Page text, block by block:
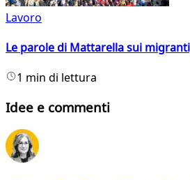
Lavoro
Le parole di Mattarella sui
1 min di lettura
Idee e commenti